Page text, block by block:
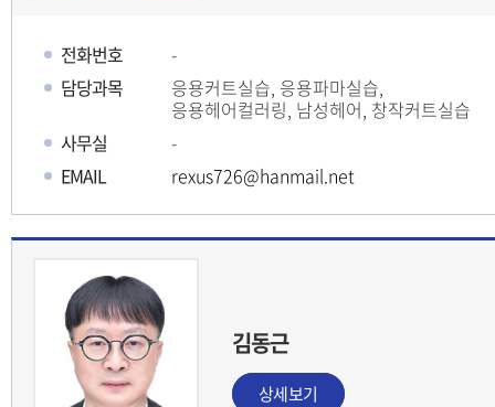
전화번호
-
담당과목
응용커트실습, 응용파마실습,
응용헤어컬러링, 남성헤어, 창작커트실습
사무실
-
EMAIL
rexus726@hanmail.net
김동근
상세보기